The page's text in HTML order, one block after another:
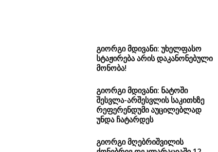
გიორგი მდივანი: ნატოში
შესვლა-არშესვლის საკითხზე
უნდა ჩატარდეს
გიორგი მღებრიშვილის
ქონებრივ დეკლარაციაში 12
ბიტკოინია